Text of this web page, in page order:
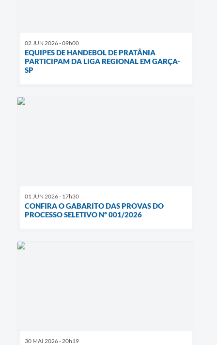
02 JUN 2026 - 09h00
EQUIPES DE HANDEBOL DE PRATÂNIA
PARTICIPAM DA LIGA REGIONAL EM GARÇA-
SP
01 JUN 2026 - 17h30
CONFIRA O GABARITO DAS PROVAS DO
PROCESSO SELETIVO Nº 001/2026
30 MAI 2026 - 20h19